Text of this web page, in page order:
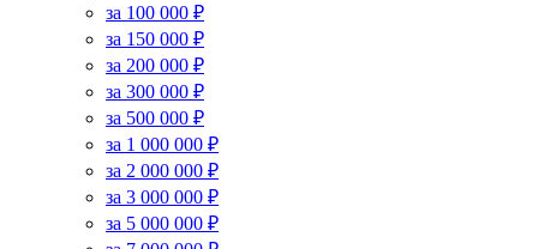
за 100 000 ₽
за 150 000 ₽
за 200 000 ₽
за 300 000 ₽
за 500 000 ₽
за 1 000 000 ₽
за 2 000 000 ₽
за 3 000 000 ₽
за 5 000 000 ₽